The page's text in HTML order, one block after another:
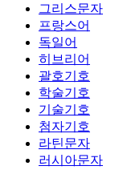
그리스문자
프랑스어
독일어
히브리어
괄호기호
학술기호
기술기호
첨자기호
라틴문자
러시아문자